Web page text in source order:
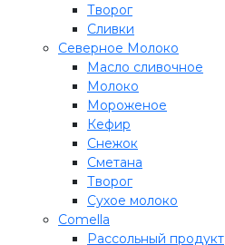
Творог
Сливки
Северное Молоко
Масло сливочное
Молоко
Мороженое
Кефир
Снежок
Сметана
Творог
Сухое молоко
Comеlla
Рассольный продукт